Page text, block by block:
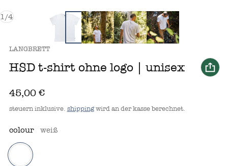
1 /
von
4
anbieter:
LANGBRETT
HSD t‑shirt ohne logo | unisex
regulärer preis
45,00 €
steuern inklusive. shippingwird an der kasse berechnet.
colour weiß